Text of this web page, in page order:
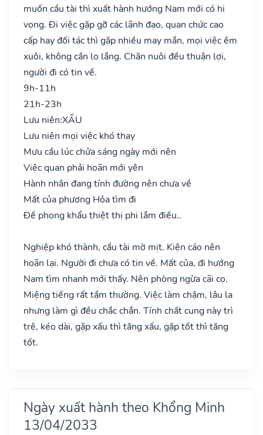
muốn cầu tài thì xuất hành hướng Nam mới có hi
vọng. Đi việc gặp gỡ các lãnh đạo, quan chức cao
cấp hay đối tác thì gặp nhiều may mắn, mọi việc êm
xuôi, không cần lo lắng. Chăn nuôi đều thuận lợi,
người đi có tin về.
9h-11h
21h-23h
Lưu niên:XẤU
Lưu niên mọi việc khó thay
Mưu cầu lúc chửa sáng ngày mới nên
Việc quan phải hoãn mới yên
Hành nhân đang tính đường nên chưa về
Mất của phương Hỏa tìm đi
Đề phong khẩu thiệt thị phi lắm điều..
Nghiệp khó thành, cầu tài mờ mịt. Kiện cáo nên
hoãn lại. Người đi chưa có tin về. Mất của, đi hướng
Nam tìm nhanh mới thấy. Nên phòng ngừa cãi cọ.
Miệng tiếng rất tầm thường. Việc làm chậm, lâu la
nhưng làm gì đều chắc chắn. Tính chất cung này trì
trệ, kéo dài, gặp xấu thì tăng xấu, gặp tốt thì tăng
tốt.
Ngày xuất hành theo Khổng Minh
13/04/2033